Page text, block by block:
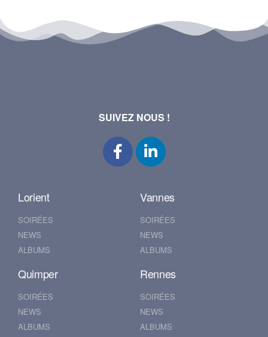
SUIVEZ NOUS !
Lorient
SOIRÉES
NEWS
ALBUMS
Vannes
SOIRÉES
NEWS
ALBUMS
Quimper
SOIRÉES
NEWS
ALBUMS
Rennes
SOIRÉES
NEWS
ALBUMS